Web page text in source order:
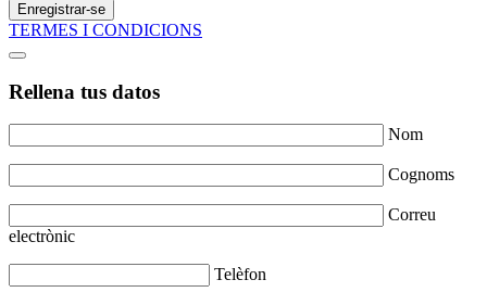
Enregistrar-se
TERMES I CONDICIONS
Rellena tus datos
Nom
Cognoms
Correu
electrònic
Telèfon